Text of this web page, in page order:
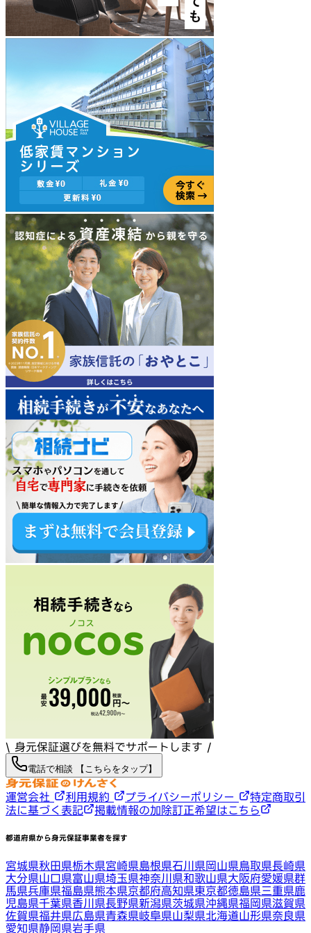
\ 身元保証選びを無料でサポートします /
電話で相談 【こちらをタップ】
運営会社 利用規約 プライバシーポリシー
特定商取引
法に基づく表記
掲載情報の加除訂正希望はこちら
都道府県から身元保証事業者を探す
宮城県秋田県栃木県宮崎県島根県石川県岡山県鳥取県長崎県
大分県山口県富山県埼玉県神奈川県和歌山県大阪府愛媛県群
馬県兵庫県福島県熊本県京都府高知県東京都徳島県三重県鹿
児島県千葉県香川県長野県新潟県茨城県沖縄県福岡県滋賀県
佐賀県福井県広島県青森県岐阜県山梨県北海道山形県奈良県
愛知県静岡県岩手県